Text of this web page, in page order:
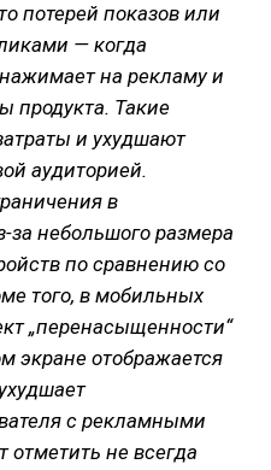
потерей показов или
— когда
на рекламу и
продукта. Такие
и ухудшают
аудиторией.
в
за небольшого размера
по сравнению со
того, в мобильных
„перенасыщенности“
экране отображается
с рекламными
отметить не всегда